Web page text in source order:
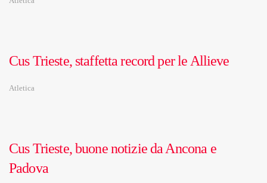
Cus Trieste, staffetta record per le Allieve
Atletica
Cus Trieste, buone notizie da Ancona e
Padova